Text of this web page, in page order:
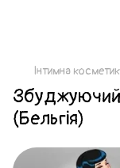
Інтимна
Збуджуючий
(Бельгія)